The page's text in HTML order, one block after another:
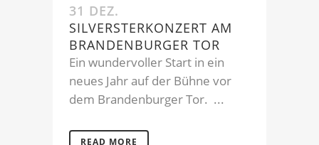
31 DEZ.
SILVERSTERKONZERT AM
BRANDENBURGER TOR
Ein wundervoller Start in ein
neues Jahr auf der Bühne vor
dem Brandenburger Tor. ...
READ MORE